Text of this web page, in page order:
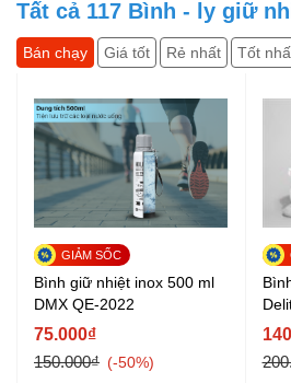
Tất cả 117 Bình - ly giữ
Bán chạy Giá tốt Rẻ nhất Tốt
Bình giữ nhiệt inox 500 ml
DMX QE-2022
75.000₫
150.000₫
-50%